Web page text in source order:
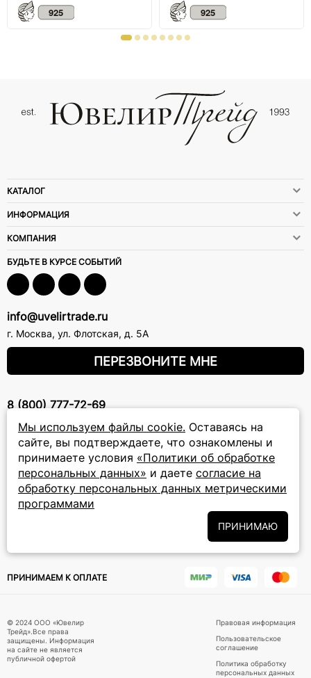
Мы используем файлы cookie. Оставаясь на
сайте, вы подтверждаете, что ознакомлены и
принимаете условия «Политики об обработке
персональных данных» и даете согласие на
обработку персональных данных метрическими
программами
ПРИНИМАЮ
КАТАЛОГ
ИНФОРМАЦИЯ
КОМПАНИЯ
БУДЬТЕ В КУРСЕ СОБЫТИЙ
info@uvelirtrade.ru
г. Москва, ул. Флотская, д. 5А
ПЕРЕЗВОНИТЕ МНЕ
8 (800) 777-72-69
прием звонков: круглосуточно
ПОДПИСКА НА РАССЫЛКУ
Подписываясь на рассылку, вы соглашаетесь с условиями Политики
и даёте своё согласие на их
ПРИНИМАЕМ К ОПЛАТЕ
© 2024 ООО «Ювелир
Трейд».Все права
защищены. Информация
на сайте не является
публичной офертой
Правовая информация
Пользовательское
соглашение
Политика обработку
персональных данных